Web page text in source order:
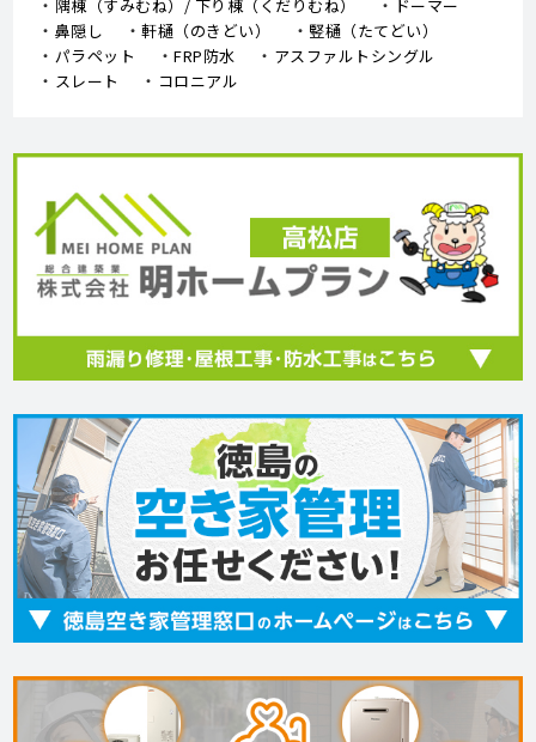
隅棟（すみむね）/ 下り棟（くだりむね）
ドーマー
鼻隠し
軒樋（のきどい）
竪樋（たてどい）
パラペット
FRP防水
アスファルトシングル
スレート
コロニアル